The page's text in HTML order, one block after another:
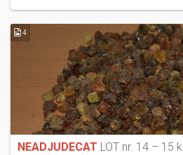
4
NEADJUDECAT LOT nr. 14 – 15